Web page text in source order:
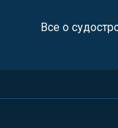
Все о